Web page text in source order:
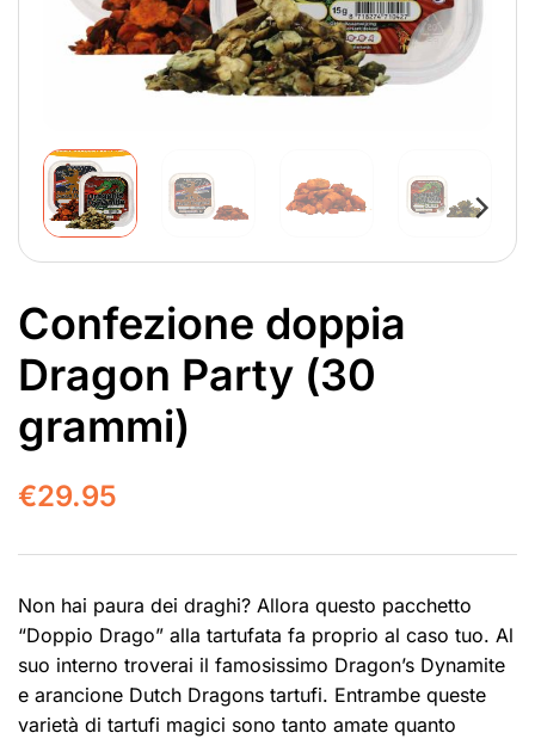
Confezione doppia
Dragon Party (30
grammi)
€29.95
Non hai paura dei draghi? Allora questo pacchetto
“Doppio Drago” alla tartufata fa proprio al caso tuo. Al
suo interno troverai il famosissimo Dragon’s Dynamite
e arancione Dutch Dragons tartufi. Entrambe queste
varietà di tartufi magici sono tanto amate quanto